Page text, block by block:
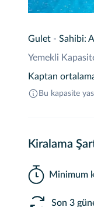
Gulet - Sahibi:
Yemekli
Kaptan
Bu kapasite
Kiralama
Minimum
Son 3